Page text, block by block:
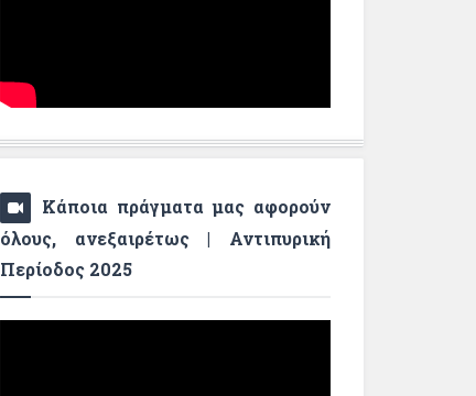
Κάποια πράγματα μας αφορούν
όλους, ανεξαιρέτως | Αντιπυρική
Περίοδος 2025